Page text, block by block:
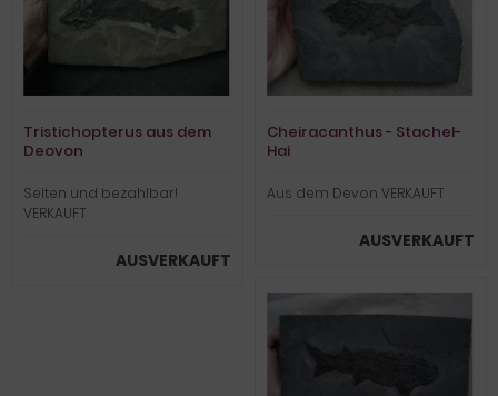
Tristichopterus aus dem
Deovon
Selten und bezahlbar!
VERKAUFT
AUSVERKAUFT
Cheiracanthus - Stachel-
Hai
Aus dem Devon VERKAUFT
AUSVERKAUFT